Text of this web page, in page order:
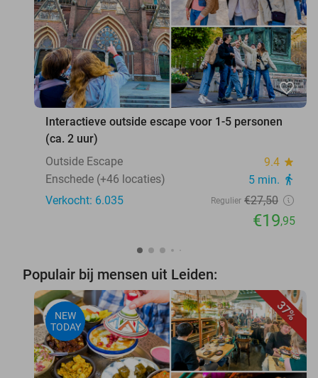
favorite_border
Interactieve outside escape voor 1-5 personen
(ca. 2 uur)
Outside Escape
9.4 star
Enschede (+46 locaties) 5 min. directions_walk
Verkocht: 6.035 Regulier €27,50
€19,95
Populair bij mensen uit Leiden:
37%
NEW
TODAY